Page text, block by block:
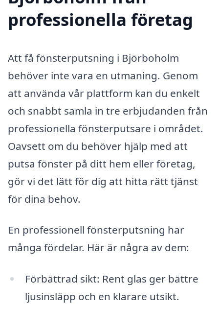
professionella företag
Att få fönsterputsning i Björboholm
behöver inte vara en utmaning. Genom
att använda vår plattform kan du enkelt
och snabbt samla in tre erbjudanden från
professionella fönsterputsare i området.
Oavsett om du behöver hjälp med att
putsa fönster på ditt hem eller företag,
gör vi det lätt för dig att hitta rätt tjänst
för dina behov.
En professionell fönsterputsning har
många fördelar. Här är några av dem:
Förbättrad sikt: Rent glas ger bättre
ljusinsläpp och en klarare utsikt.